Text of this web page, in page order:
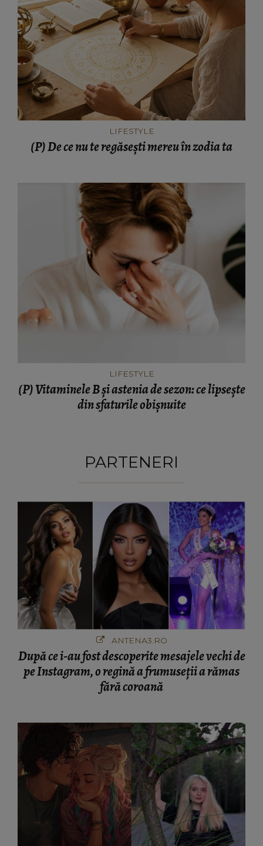
LIFESTYLE
(P) De ce nu te regăsești mereu în zodia ta
LIFESTYLE
(P) Vitaminele B și astenia de sezon: ce lipsește
din sfaturile obișnuite
PARTENERI
ANTENA3.RO
După ce i-au fost descoperite mesajele vechi de
pe Instagram, o regină a frumuseții a rămas
fără coroană